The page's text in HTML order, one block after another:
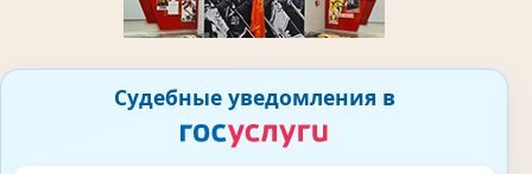
Судебные уведомления в